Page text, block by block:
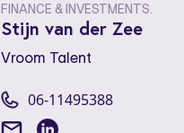
FINANCE & INVESTMENTS.
Stijn van der Zee
Vroom Talent
06-11495388